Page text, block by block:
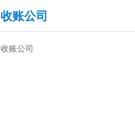
收账公司
收账公司